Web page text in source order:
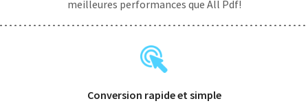
meilleures performances que All Pdf!
Conversion rapide et simple